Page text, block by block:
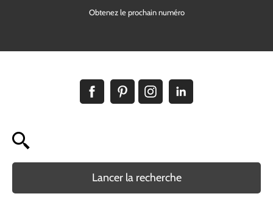
Obtenez le prochain numéro
Lancer la recherche